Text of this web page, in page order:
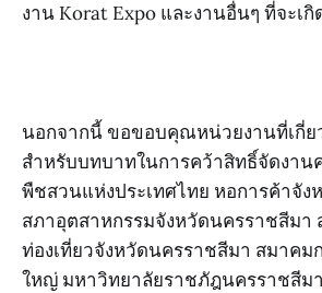
งาน Korat Expo และงานอื่นๆ ที่จะเ
นอกจากนี้ ขอขอบคุณหน่วยงานที่เกี่
สำหรับบทบาทในการคว้าสิทธิ์จัดงาน
พืชสวนแห่งประเทศไทย หอการค้าจัง
สภาอุตสาหกรรมจังหวัดนครราชสีมา
ท่องเที่ยวจังหวัดนครราชสีมา สมาคม
ใหญ่ มหาวิทยาลัยราชภัฎนครราชสีม